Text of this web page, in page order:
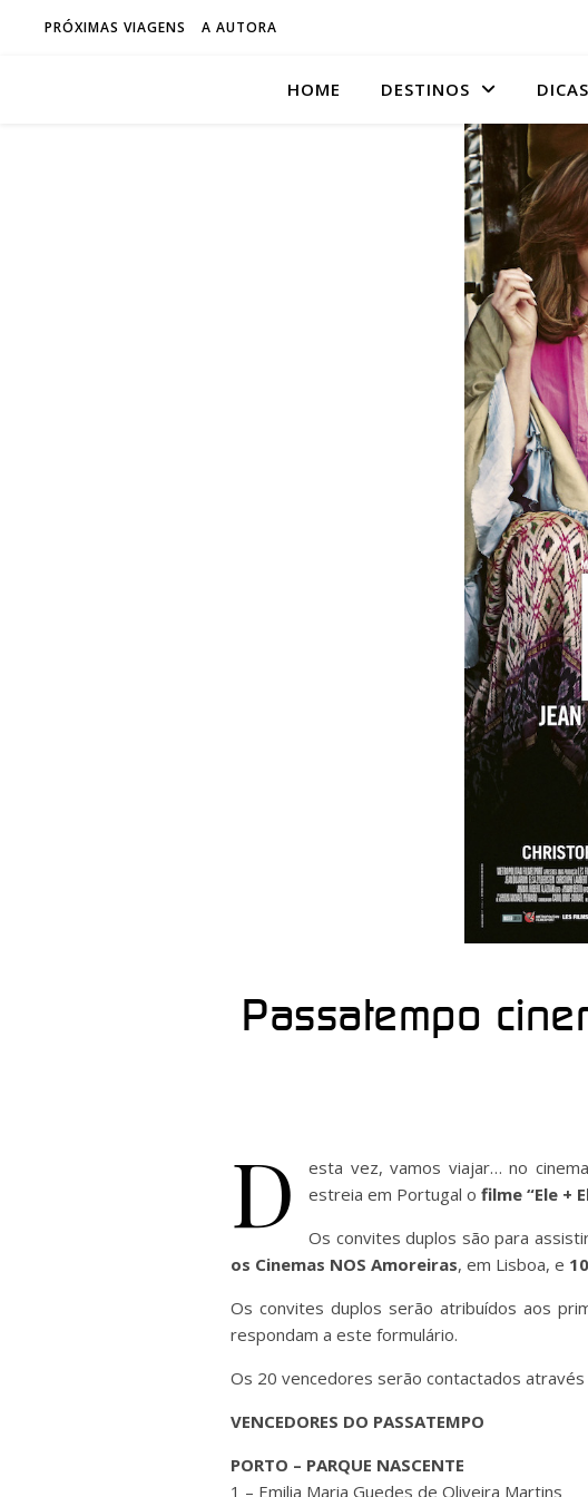
PRÓXIMAS VIAGENS A AUTORA
HOME DESTINOS DICAS
Passatempo
D
esta vez, vamos viajar… no
estreia em Portugal o filme “Ele +
Os convites duplos são para
os Cinemas NOS Amoreiras, em Lisboa, e
Os convites duplos serão atribuídos aos
respondam a este formulário.
Os 20 vencedores serão contactados
VENCEDORES DO PASSATEMPO
PORTO – PARQUE NASCENTE
1 – Emilia Maria Guedes de Oliveira Martins